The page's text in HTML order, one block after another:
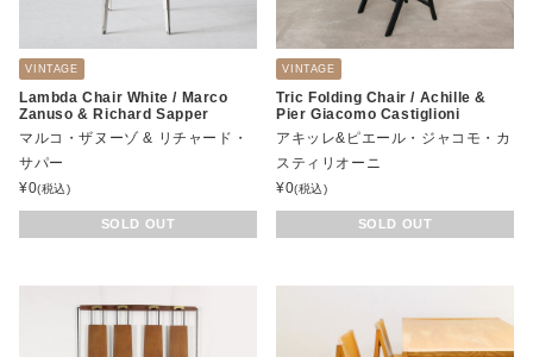
VINTAGE
Lambda Chair White / Marco
Zanuso & Richard Sapper
マルコ・ザヌーゾ & リチャード・
サパー
¥0(税込)
SOLD OUT
VINTAGE
Tric Folding Chair / Achille &
Pier Giacomo Castiglioni
アキッレ&ピエール・ジャコモ・カ
スティリオーニ
¥0(税込)
SOLD OUT